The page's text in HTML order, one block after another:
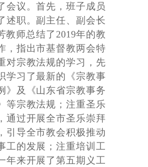
会议。首先，班子成员
述职。副主任、副会长
教师总结了2019年的教
，指出市基督教两会特
对宗教法规的学习，先
学习了最新的《宗教事
》及《山东省宗教事务
等宗教法规；注重圣乐
通过开展全市圣乐崇拜
引导全市教会积极推动
工的发展；注重培训工
年来开展了第五期义工